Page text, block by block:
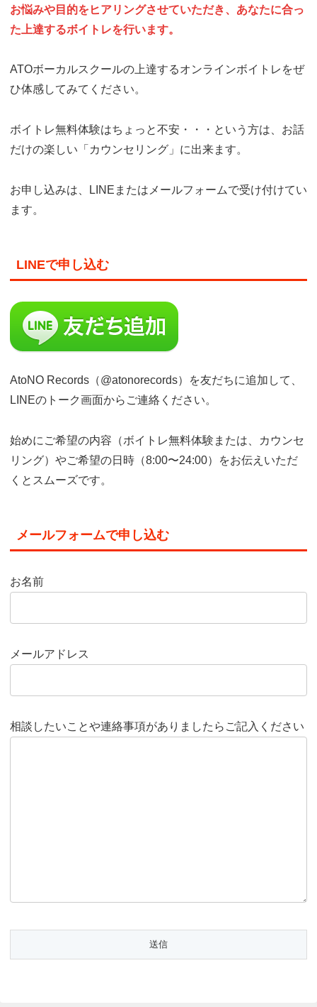
お悩みや目的をヒアリングさせていただき、あなたに合っ
た上達するボイトレを行います。
ATOボーカルスクールの上達するオンラインボイトレをぜ
ひ体感してみてください。
ボイトレ無料体験はちょっと不安・・・という方は、お話
だけの楽しい「カウンセリング」に出来ます。
お申し込みは、LINEまたはメールフォームで受け付けてい
ます。
LINEで申し込む
AtoNO Records（@atonorecords）を友だちに追加して、
LINEのトーク画面からご連絡ください。
始めにご希望の内容（ボイトレ無料体験または、カウンセ
リング）やご希望の日時（8:00〜24:00）をお伝えいただ
くとスムーズです。
メールフォームで申し込む
お名前
メールアドレス
相談したいことや連絡事項がありましたらご記入ください